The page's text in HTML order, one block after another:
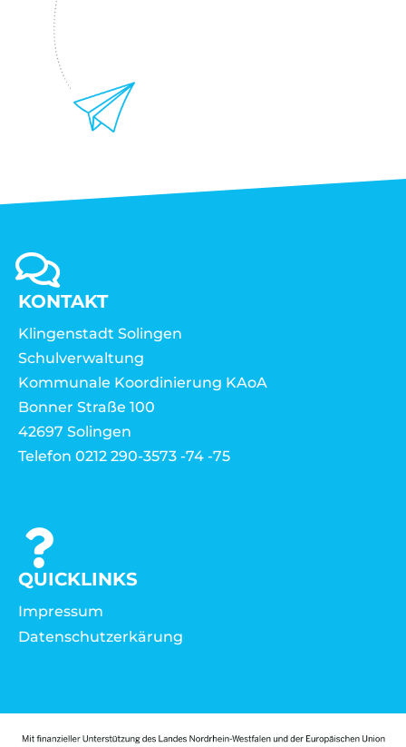
KONTAKT
Klingenstadt Solingen
Schulverwaltung
Kommunale Koordinierung KAoA
Bonner Straße 100
42697 Solingen
Telefon 0212 290-3573 -74 -75
QUICKLINKS
Impressum
Datenschutzerkärung